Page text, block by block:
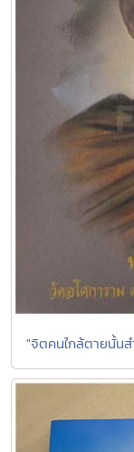
"จิตคนใกล้ตายนั้น